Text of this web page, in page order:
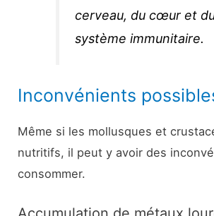
cerveau, du cœur et
système immunitaire.
Inconvénients
Même si les mollusques et
nutritifs, il peut y avoir des
consommer.